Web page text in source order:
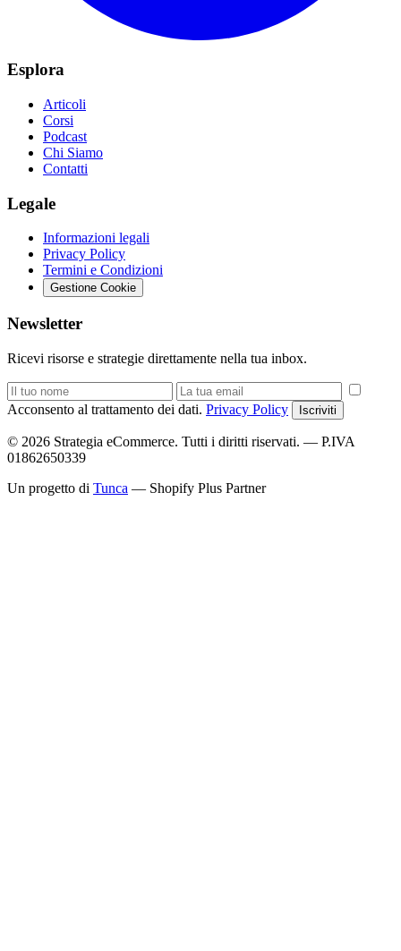
Esplora
Articoli
Corsi
Podcast
Chi Siamo
Contatti
Legale
Informazioni legali
Privacy Policy
Termini e Condizioni
Gestione Cookie
Newsletter
Ricevi risorse e strategie direttamente nella tua inbox.
Acconsento al trattamento dei dati. Privacy Policy Iscriviti
© 2026 Strategia eCommerce. Tutti i diritti riservati. — P.IVA
01862650339
Un progetto di Tunca — Shopify Plus Partner